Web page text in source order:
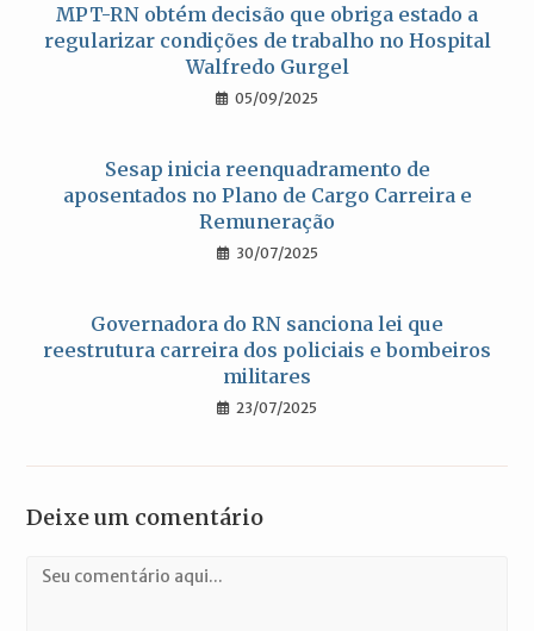
MPT-RN obtém decisão que obriga estado a
regularizar condições de trabalho no Hospital
Walfredo Gurgel
05/09/2025
Sesap inicia reenquadramento de
aposentados no Plano de Cargo Carreira e
Remuneração
30/07/2025
Governadora do RN sanciona lei que
reestrutura carreira dos policiais e bombeiros
militares
23/07/2025
Deixe um comentário
Comentário